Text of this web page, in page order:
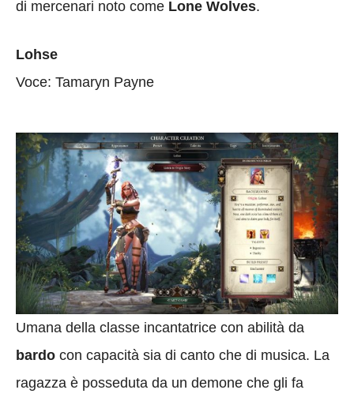
di mercenari noto come Lone Wolves.
Lohse
Voce: Tamaryn Payne
Umana della classe incantatrice con abilità da
bardo con capacità sia di canto che di musica. La
ragazza è posseduta da un demone che gli fa